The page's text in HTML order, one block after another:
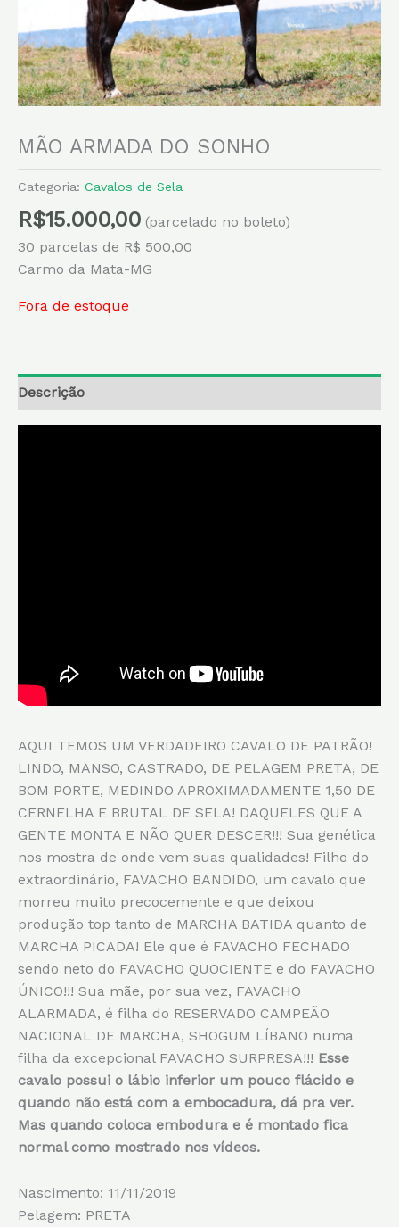
MÃO ARMADA DO SONHO
Categoria: Cavalos de Sela
R$15.000,00 (parcelado no boleto)
30 parcelas de R$ 500,00
Carmo da Mata-MG
Fora de estoque
Descrição
AQUI TEMOS UM VERDADEIRO CAVALO DE PATRÃO!
LINDO, MANSO, CASTRADO, DE PELAGEM PRETA, DE
BOM PORTE, MEDINDO APROXIMADAMENTE 1,50 DE
CERNELHA E BRUTAL DE SELA! DAQUELES QUE A
GENTE MONTA E NÃO QUER DESCER!!! Sua genética
nos mostra de onde vem suas qualidades! Filho do
extraordinário, FAVACHO BANDIDO, um cavalo que
morreu muito precocemente e que deixou
produção top tanto de MARCHA BATIDA quanto de
MARCHA PICADA! Ele que é FAVACHO FECHADO
sendo neto do FAVACHO QUOCIENTE e do FAVACHO
ÚNICO!!! Sua mãe, por sua vez, FAVACHO
ALARMADA, é filha do RESERVADO CAMPEÃO
NACIONAL DE MARCHA, SHOGUM LÍBANO numa
filha da excepcional FAVACHO SURPRESA!!! Esse
cavalo possui o lábio inferior um pouco flácido e
quando não está com a embocadura, dá pra ver.
Mas quando coloca embodura e é montado fica
normal como mostrado nos vídeos.
Nascimento: 11/11/2019
Pelagem: PRETA